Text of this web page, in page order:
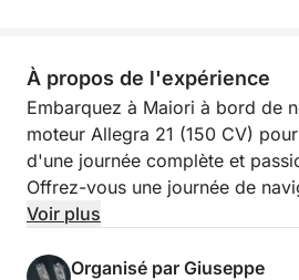
À propos de l'expérience
Embarquez à Maiori à bord de
moteur Allegra 21 (150 CV)
d'une journée complète et
Offrez-vous une journée de
côte amalfitaine et profitez de la
pour ceux qui souhaitent
Voir plus
Organisé par Giuseppe